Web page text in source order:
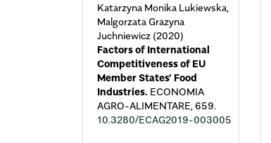
Katarzyna Monika Lukiewska,
Malgorzata Grazyna
Juchniewicz (2020)
Factors of International
Competitiveness of EU
Member States' Food
Industries. ECONOMIA
AGRO-ALIMENTARE, 659.
10.3280/ECAG2019-003005